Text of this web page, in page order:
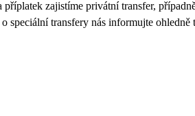
příplatek zajistíme privátní transfer,
speciální transfery nás informujte